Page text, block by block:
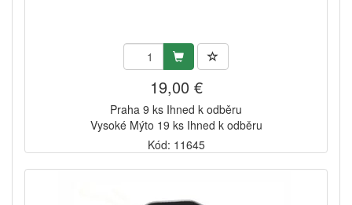
19,00 €
Praha 9 ks Ihned k odběru
Vysoké Mýto 19 ks Ihned k odběru
Kód: 11645